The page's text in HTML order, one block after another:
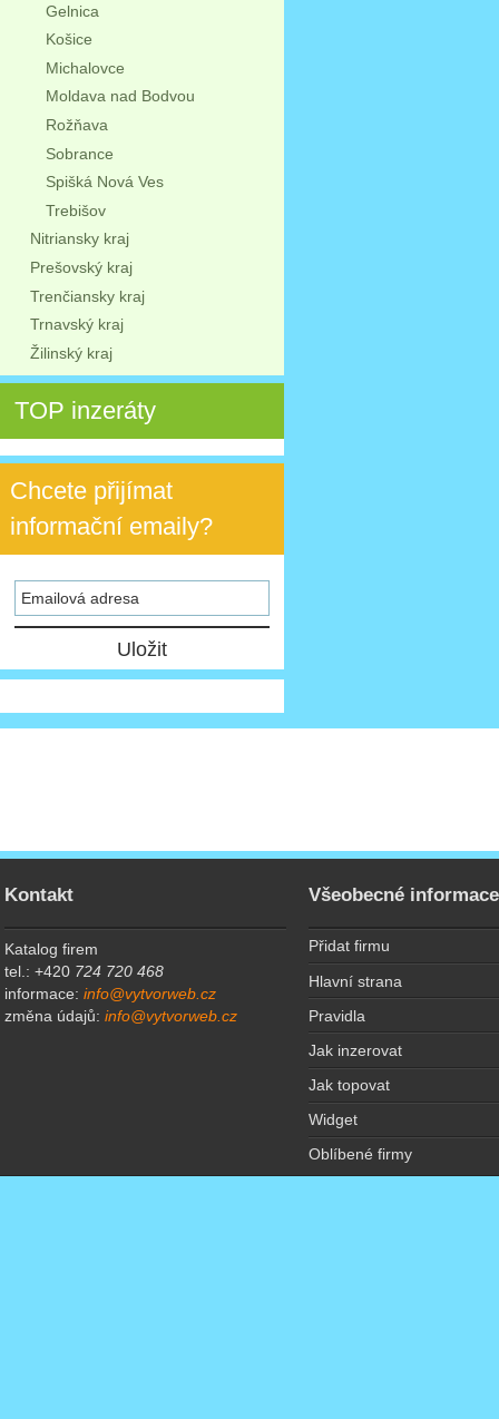
Gelnica
Košice
Michalovce
Moldava nad Bodvou
Rožňava
Sobrance
Spišká Nová Ves
Trebišov
Nitriansky kraj
Prešovský kraj
Trenčiansky kraj
Trnavský kraj
Žilinský kraj
TOP inzeráty
Chcete přijímat
informační emaily?
Kontakt
Katalog firem
tel.: +420 724 720 468
informace:info@vytvorweb.cz
změna údajů:info@vytvorweb.cz
Všeobecné informace
Přidat firmu
Hlavní strana
Pravidla
Jak inzerovat
Jak topovat
Widget
Oblíbené firmy